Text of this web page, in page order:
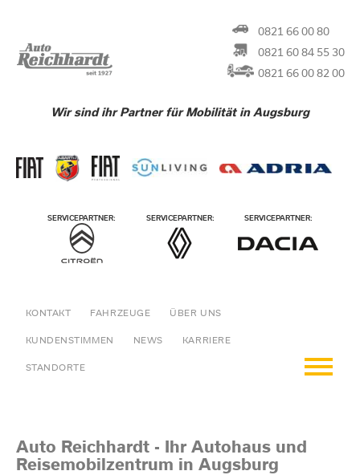
0821 66 00 80
0821 60 84 55 30
0821 66 00 82 00
Wir sind ihr Partner für Mobilität in Augsburg
KONTAKT FAHRZEUGE ÜBER UNS
KUNDENSTIMMEN NEWS KARRIERE
STANDORTE
Unsere Fahrzeuge
FIAT
Auto Reichhardt - Ihr Autohaus und
Reisemobilzentrum in Augsburg